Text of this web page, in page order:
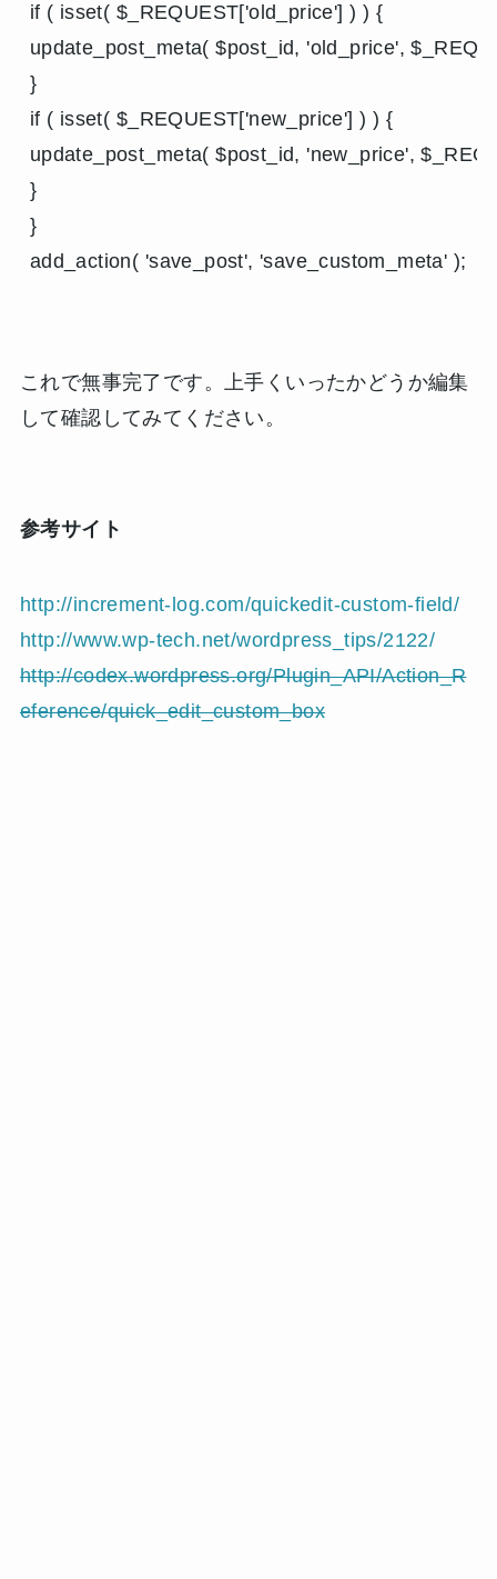
if ( isset( $_REQUEST['old_price'] ) ) {
update_post_meta( $post_id, 'old_price',
}
if ( isset( $_REQUEST['new_price'] ) ) {
update_post_meta( $post_id, 'new_price',
}
}
add_action( 'save_post', 'save_custom_meta' );
これで無事完了です。上手くいったかどうか編集
して確認してみてください。
参考サイト
http://increment-log.com/quickedit-custom-field/
http://www.wp-tech.net/wordpress_tips/2122/
http://codex.wordpress.org/Plugin_API/Action_R
eference/quick_edit_custom_box